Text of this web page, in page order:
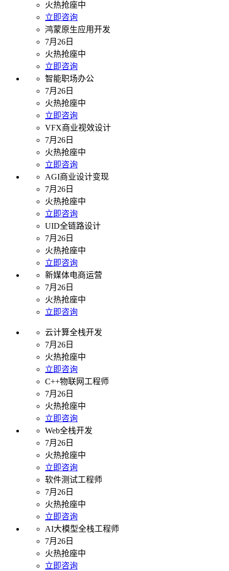
火热抢座中
立即咨询
鸿蒙原生应用开发
7月26日
火热抢座中
立即咨询
智能职场办公
7月26日
火热抢座中
立即咨询
VFX商业视效设计
7月26日
火热抢座中
立即咨询
AGI商业设计变现
7月26日
火热抢座中
立即咨询
UID全链路设计
7月26日
火热抢座中
立即咨询
新媒体电商运营
7月26日
火热抢座中
立即咨询
云计算全栈开发
7月26日
火热抢座中
立即咨询
C++物联网工程师
7月26日
火热抢座中
立即咨询
Web全栈开发
7月26日
火热抢座中
立即咨询
软件测试工程师
7月26日
火热抢座中
立即咨询
AI大模型全栈工程师
7月26日
火热抢座中
立即咨询